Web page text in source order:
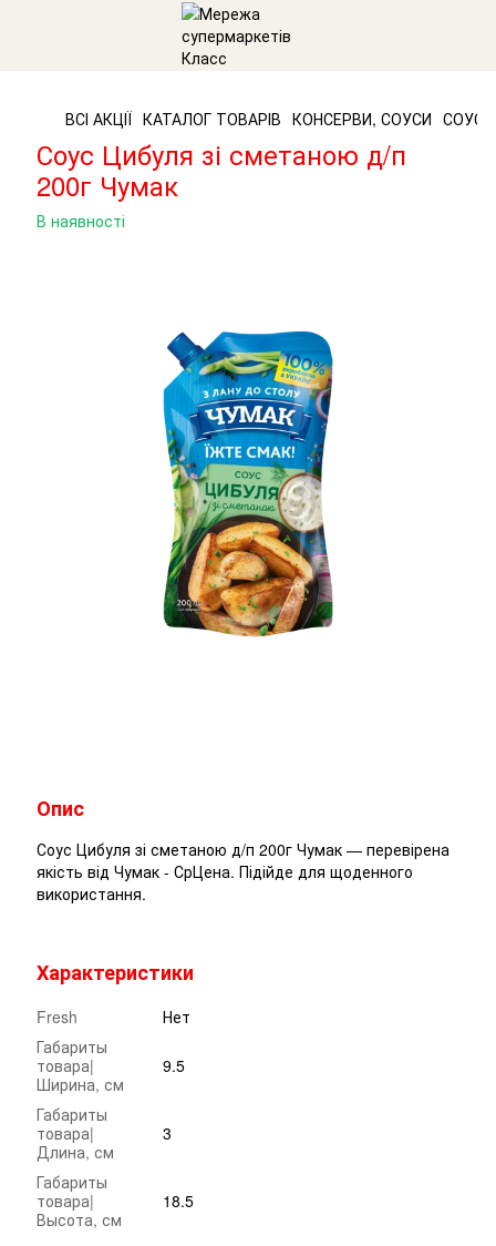
ВСІ АКЦІЇ КАТАЛОГ ТОВАРІВ КОНСЕРВИ, СОУСИ СОУСИ
Соус Цибуля зі сметаною д/п
200г Чумак
В наявності
Опис
Соус Цибуля зі сметаною д/п 200г Чумак — перевірена
якість від Чумак - СрЦена. Підійде для щоденного
використання.
Характеристики
Fresh
Нет
Габариты
товара|
Ширина, см
9.5
Габариты
товара|
Длина, см
3
Габариты
товара|
Высота, см
18.5